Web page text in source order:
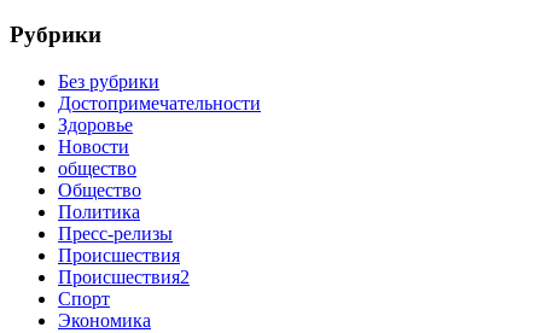
Рубрики
Без рубрики
Достопримечательности
Здоровье
Новости
общество
Общество
Политика
Пресс-релизы
Происшествия
Происшествия2
Спорт
Экономика